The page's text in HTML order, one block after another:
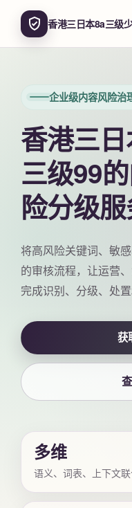
香港三日本8a三级
企业级内容风险治
香港三
三级99
险分级
将高风险关键词、敏
的审核流程，让运营
完成识别、分级、处置
获
多维
语义、词表、上下文